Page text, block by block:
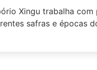
Xingu trabalha
safras e épocas